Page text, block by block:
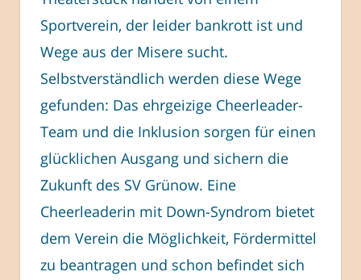
Sportverein, der leider bankrott ist und
Wege aus der Misere sucht.
Selbstverständlich werden diese Wege
gefunden: Das ehrgeizige Cheerleader-
Team und die Inklusion sorgen für einen
glücklichen Ausgang und sichern die
Zukunft des SV Grünow. Eine
Cheerleaderin mit Down-Syndrom bietet
dem Verein die Möglichkeit, Fördermittel
zu beantragen und schon befindet sich